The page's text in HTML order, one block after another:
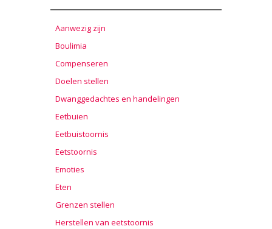
Aanwezig zijn
Boulimia
Compenseren
Doelen stellen
Dwanggedachtes en handelingen
Eetbuien
Eetbuistoornis
Eetstoornis
Emoties
Eten
Grenzen stellen
Herstellen van eetstoornis